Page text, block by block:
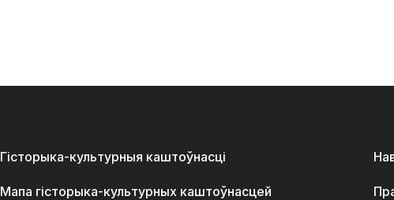
Гісторыка-культурныя каштоўнасці
Мапа гісторыка-культурных каштоўнасцей